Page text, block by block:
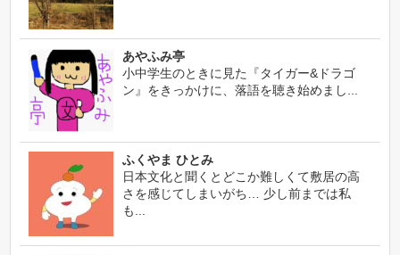
あやふみ亭
小中学生のときに見た『タイガー&ドラゴ
ン』をきっかけに、落語を聴き始めまし...
ふくやま ひとみ
日本文化と聞くとどこか難しくて敷居の高
さを感じてしまいがち… 少し前までは私
も...